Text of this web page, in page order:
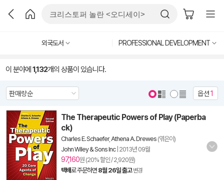
외국도서 PROFESSIONAL DEVELOPMENT
이 분야에 1,132개의 상품이 있습니다.
옵션1
The Therapeutic Powers of Play (Paperba
ck)
Charles E. Schaefer,Athena A. Drewes (엮은이)
John Wiley & Sons Inc| 2013년 09월
97,160원 (20% 할인 / 2,920원)
택배로 주문하면 8월 26일 출고 변경